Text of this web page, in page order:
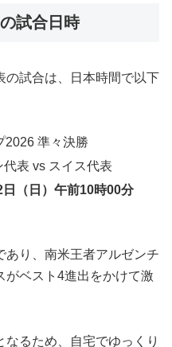
試合日時
の試合は、日本時間で以下
2026 準々決勝
表 vs スイス代表
（日）午前10時00分
あり、南米王者アルゼンチ
がベスト4進出をかけて激
なるため、自宅でゆっくり